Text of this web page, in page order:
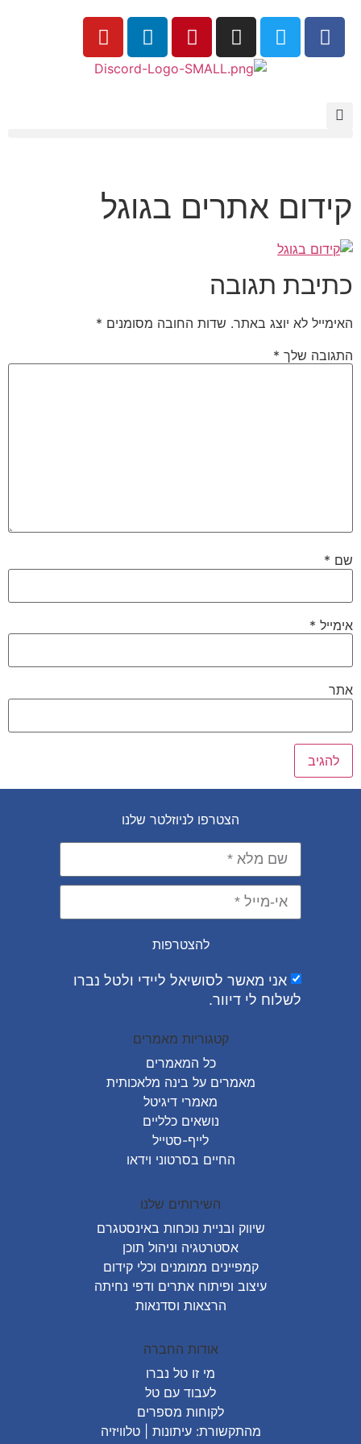
קידום אתרים בגוגל
כתיבת תגובה
האימייל לא יוצג באתר. שדות החובה מסומנים *
התגובה שלך *
שם *
אימייל *
אתר
הצטרפו לניוזלטר שלנו
אני מאשר לסושיאל ליידי ולטל נברו
לשלוח לי דיוור.
להצטרפות
קטגוריות מאמרים
כל המאמרים
מאמרים על בינה מלאכותית
מאמרי דיגיטל
נושאים כלליים
לייף-סטייל
החיים בסרטוני וידאו
השירותים שלנו
שיווק ובניית נוכחות באינסטגרם
אסטרטגיה וניהול תוכן
קמפיינים ממומנים וכלי קידום
עיצוב ופיתוח אתרים ודפי נחיתה
הרצאות וסדנאות
אודות החברה
מי זו טל נברו
לעבוד עם טל
לקוחות מספרים
מהתקשורת:עיתונות |טלוויזיה